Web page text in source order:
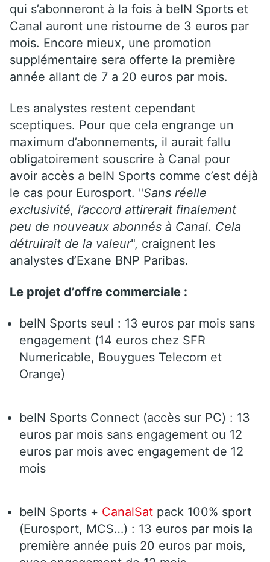
qui s’abonneront à la fois à beIN Sports et
Canal auront une ristourne de 3 euros par
mois. Encore mieux, une promotion
supplémentaire sera offerte la première
année allant de 7 a 20 euros par mois.
Les analystes restent cependant
sceptiques. Pour que cela engrange un
maximum d’abonnements, il aurait fallu
obligatoirement souscrire à Canal pour
avoir accès a beIN Sports comme c’est déjà
le cas pour Eurosport. "Sans réelle
exclusivité, l’accord attirerait finalement
peu de nouveaux abonnés à Canal. Cela
détruirait de la valeur", craignent les
analystes d’Exane BNP Paribas.
Le projet d’offre commerciale :
beIN Sports seul : 13 euros par mois sans
engagement (14 euros chez SFR
Numericable, Bouygues Telecom et
Orange)
beIN Sports Connect (accès sur PC) : 13
euros par mois sans engagement ou 12
euros par mois avec engagement de 12
mois
beIN Sports + CanalSat pack 100% sport
(Eurosport, MCS…) : 13 euros par mois la
première année puis 20 euros par mois,